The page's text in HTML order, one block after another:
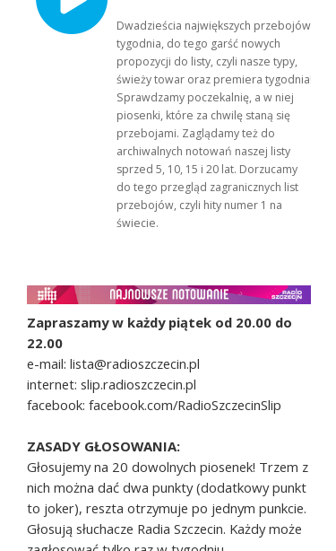
Dwadzieścia największych przebojów
tygodnia, do tego garść nowych
propozycji do listy, czyli nasze typy,
świeży towar oraz premiera tygodnia!
Sprawdzamy poczekalnię, a w niej
piosenki, które za chwilę staną się
przebojami. Zaglądamy też do
archiwalnych notowań naszej listy
sprzed 5, 10, 15 i 20 lat. Dorzucamy
do tego przegląd zagranicznych list
przebojów, czyli hity numer 1 na
świecie.
Zapraszamy w każdy piątek od 20.00 do
22.00
e-mail: lista@radioszczecin.pl
internet: slip.radioszczecin.pl
facebook: facebook.com/RadioSzczecinSlip
ZASADY GŁOSOWANIA:
Głosujemy na 20 dowolnych piosenek! Trzem z
nich można dać dwa punkty (dodatkowy punkt
to joker), reszta otrzymuje po jednym punkcie.
Głosują słuchacze Radia Szczecin. Każdy może